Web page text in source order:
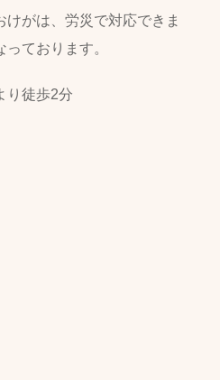
がは、労災で対応できま
ております。
り徒歩2分